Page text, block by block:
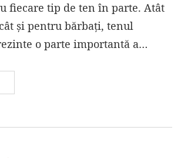
fiecare tip de ten în parte. Atât
și pentru bărbați, tenul
o parte importantă a…